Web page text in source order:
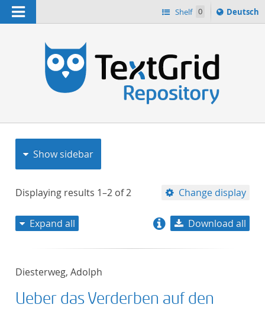
Navigation Shelf 0
Sprache
ï¿½ndern
Deutsch
Show sidebar
Displaying results 1–2 of2 Change display
title descending
Expand all Download all
Diesterweg, Adolph
Ueber das Verderben auf den